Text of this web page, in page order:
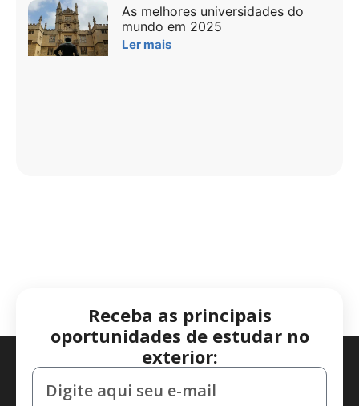
As melhores universidades do
mundo em 2025
Ler mais
Receba as principais
oportunidades de estudar no
exterior: